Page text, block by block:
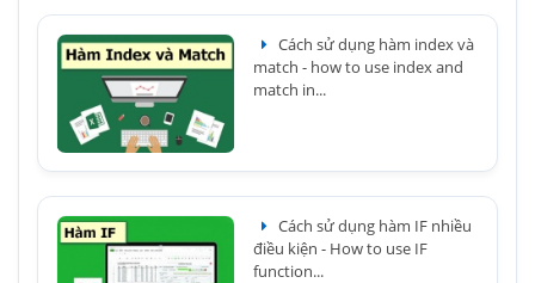
Cách sử dụng hàm index và
match - how to use index and
match in...
Cách sử dụng hàm IF nhiều
điều kiện - How to use IF
function...